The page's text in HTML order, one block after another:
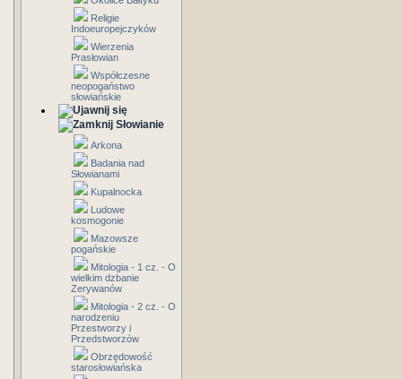
Religie
Indoeuropejczyków
Wierzenia
Prasłowian
Współczesne
neopogaństwo
słowiańskie
Słowianie
Arkona
Badania nad
Słowianami
Kupalnocka
Ludowe
kosmogonie
Mazowsze
pogańskie
Mitologia - 1 cz. - O
wielkim dzbanie
Zerywanów
Mitologia - 2 cz. - O
narodzeniu
Przestworzy i
Przedstworzów
Obrzędowość
starosłowiańska